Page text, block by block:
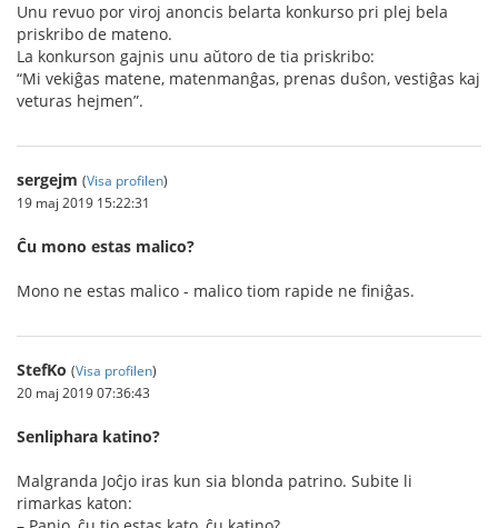
Unu revuo por viroj anoncis belarta konkurso pri plej bela
priskribo de mateno.
La konkurson gajnis unu aŭtoro de tia priskribo:
“Mi vekiĝas matene, matenmanĝas, prenas duŝon, vestiĝas kaj
veturas hejmen”.
sergejm (Visa profilen)
19 maj 2019 15:22:31
Ĉu mono estas malico?
Mono ne estas malico - malico tiom rapide ne finiĝas.
StefKo (Visa profilen)
20 maj 2019 07:36:43
Senliphara katino?
Malgranda Joĉjo iras kun sia blonda patrino. Subite li
rimarkas katon: